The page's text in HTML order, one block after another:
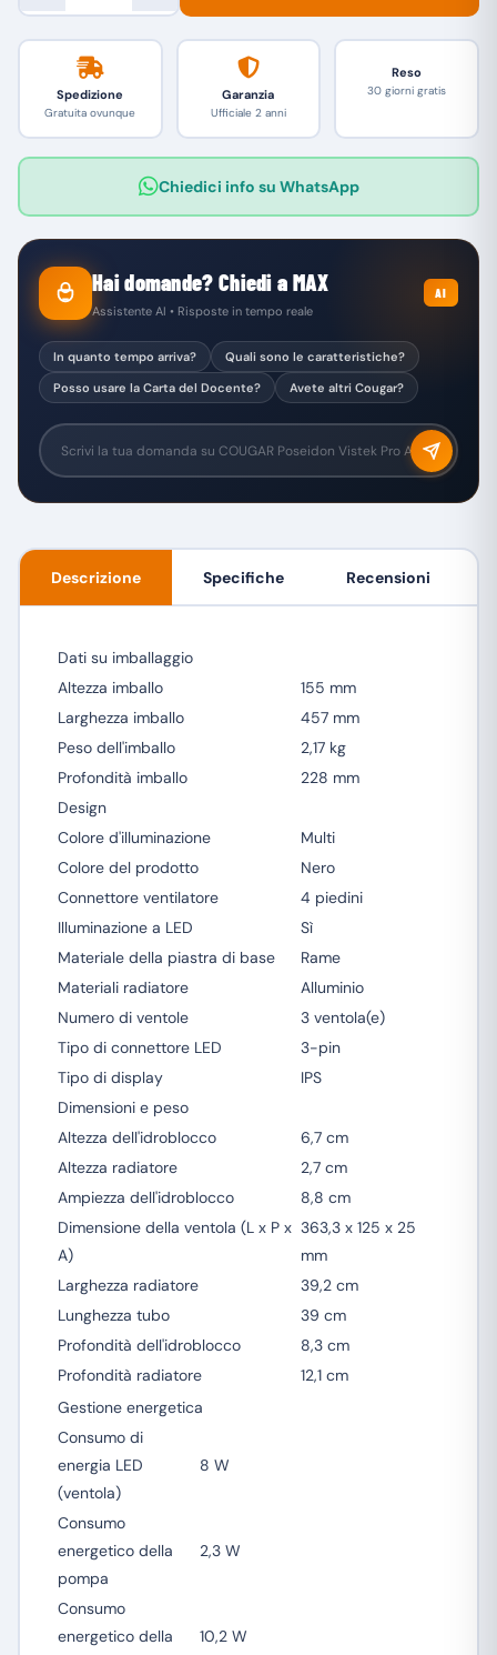
Spedizione
Gratuita ovunque
Garanzia
Ufficiale 2 anni
Reso
30 giorni gratis
Chiedici info su WhatsApp
Hai domande? Chiedi a MAX
Assistente AI • Risposte in tempo reale
AI
In quanto tempo arriva?
Quali sono le caratteristiche?
Posso usare la Carta del Docente?
Avete altri Cougar?
Descrizione Specifiche Recensioni
Dati su imballaggio
Altezza imballo
155 mm
Larghezza imballo
457 mm
Peso dell'imballo
2,17 kg
Profondità imballo
228 mm
Design
Colore d'illuminazione
Multi
Colore del prodotto
Nero
Connettore ventilatore
4 piedini
Illuminazione a LED
Sì
Materiale della piastra di base
Rame
Materiali radiatore
Alluminio
Numero di ventole
3 ventola(e)
Tipo di connettore LED
3-pin
Tipo di display
IPS
Dimensioni e peso
Altezza dell'idroblocco
6,7 cm
Altezza radiatore
2,7 cm
Ampiezza dell'idroblocco
8,8 cm
Dimensione della ventola (L x P x
A)
363,3 x 125 x 25
mm
Larghezza radiatore
39,2 cm
Lunghezza tubo
39 cm
Profondità dell'idroblocco
8,3 cm
Profondità radiatore
12,1 cm
Gestione energetica
Consumo di
energia LED
(ventola)
8 W
Consumo
energetico della
pompa
2,3 W
Consumo
energetico della
10,2 W